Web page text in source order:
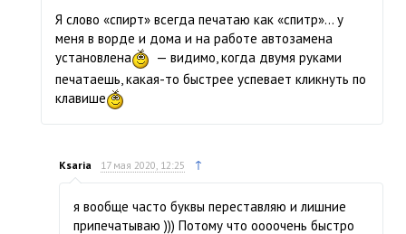
Я слово «спирт» всегда печатаю как «спитр»… у
меня в ворде и дома и на работе автозамена
установлена
— видимо, когда двумя руками
печатаешь, какая-то быстрее успевает кликнуть по
клавише
Ksaria 17 мая 2020, 12:25 ↑
я вообще часто буквы переставляю и лишние
припечатываю ))) Потому что оооочень быстро